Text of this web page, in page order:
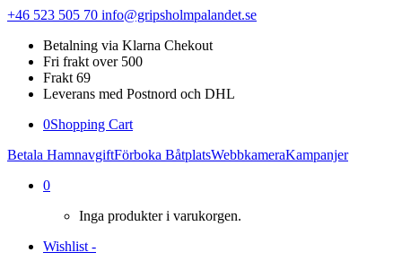
+46 523 505 70 info@gripsholmpalandet.se
Betalning via Klarna Chekout
Fri frakt over 500
Frakt 69
Leverans med Postnord och DHL
0Shopping Cart
Betala HamnavgiftFörboka BåtplatsWebbkameraKampanjer
0
Inga produkter i varukorgen.
Wishlist -